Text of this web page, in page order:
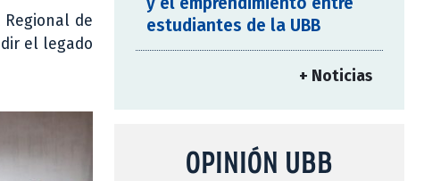
de
el legado
estudiantes de la UBB
+ Noticias
OPINIÓN UBB